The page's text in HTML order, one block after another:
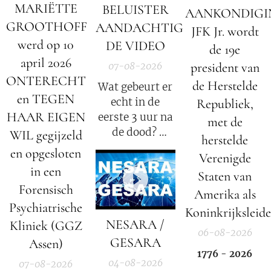
MARIËTTE
GROOTHOFF
werd op 10
april 2026
ONTERECHT
en TEGEN
HAAR EIGEN
WIL gegijzeld
en opgesloten
in een
Forensisch
Psychiatrische
Kliniek (GGZ
Assen)
07-08-2026
BELUISTER
AANDACHTIG
DE VIDEO
07-08-2026
Wat gebeurt er
echt in de
eerste 3 uur na
de dood?
Elisabeth
Kübler-Ross
legt uit.
JFK Jr. wordt
de 19e
president van
de Herstelde
Republiek,
met de
herstelde
Verenigde
Staten van
Amerika als
06-08-2026
1776 - 2026
NESARA /
GESARA
04-08-2026